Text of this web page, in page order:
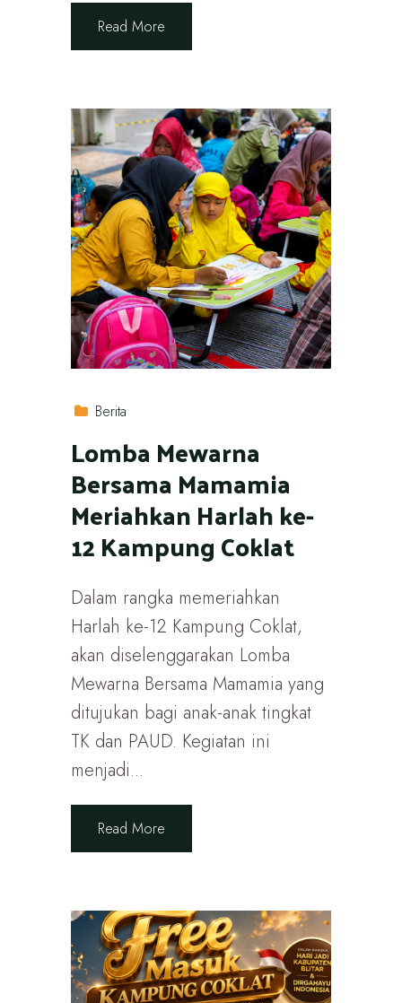
Read More
Berita
Lomba Mewarna
Bersama Mamamia
Meriahkan Harlah ke-
12 Kampung Coklat
Dalam rangka memeriahkan
Harlah ke-12 Kampung Coklat,
akan diselenggarakan Lomba
Mewarna Bersama Mamamia yang
ditujukan bagi anak-anak tingkat
TK dan PAUD. Kegiatan ini
menjadi...
Read More